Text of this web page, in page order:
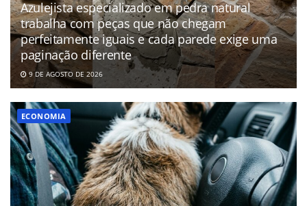
Azulejista especializado em pedra natural
trabalha com peças que não chegam
perfeitamente iguais e cada parede exige uma
paginação diferente
9 DE AGOSTO DE 2026
ECONOMIA